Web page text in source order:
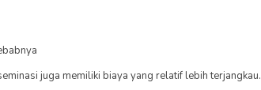
juga memiliki biaya yang relatif lebih terjangkau.